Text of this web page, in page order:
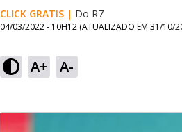
CLICK GRATIS | Do R7
04/03/2022 - 10H12 (ATUALIZADO EM 31/10/
A+ A-